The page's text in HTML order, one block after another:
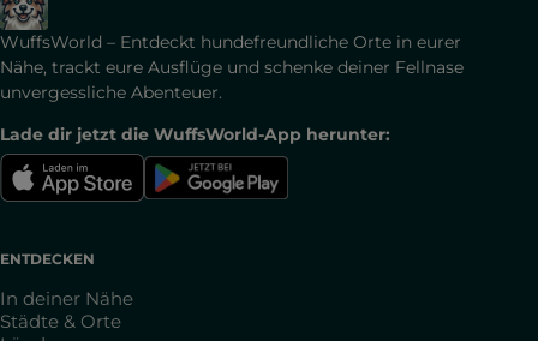
WuffsWorld – Entdeckt hundefreundliche Orte in eurer
Nähe, trackt eure Ausflüge und schenke deiner Fellnase
unvergessliche Abenteuer.
Lade dir jetzt die WuffsWorld-App herunter:
ENTDECKEN
In deiner Nähe
Städte & Orte